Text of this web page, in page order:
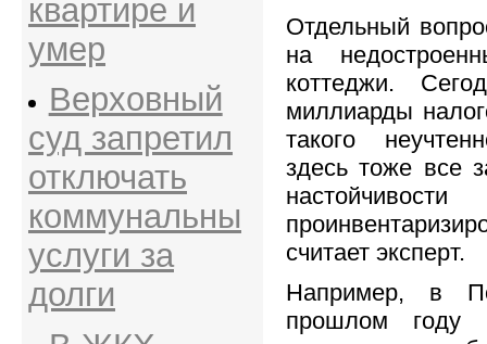
квартире и
умер
Верховный
суд запретил
отключать
коммунальны
услуги за
долги
Отдельный
на
коттеджи.
миллиарды
такого
здесь тоже все
считает эксперт.
Например, в
прошлом году